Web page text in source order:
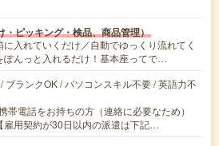
・ピッキング・検品、商品管理）
に入れていくだけ／自動でゆっくり流れてく
ぽんっと入れるだけ！基本座ってで…
ブランクOK / パソコンスキル不要 / 英語力不
帯電話をお持ちの方（連絡に必要なため）
雇用契約が30日以内の派遣は下記…